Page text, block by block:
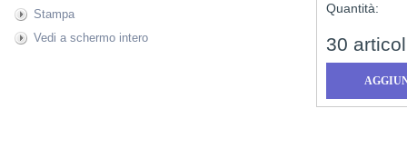
Stampa
Vedi a schermo intero
Quantità:
30